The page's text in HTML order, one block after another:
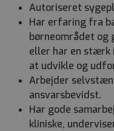
Autoriseret
Har erfaring fra
børneområdet og
eller har en
at udvikle og
Arbejder
ansvarsbevidst.
Har gode
kliniske,